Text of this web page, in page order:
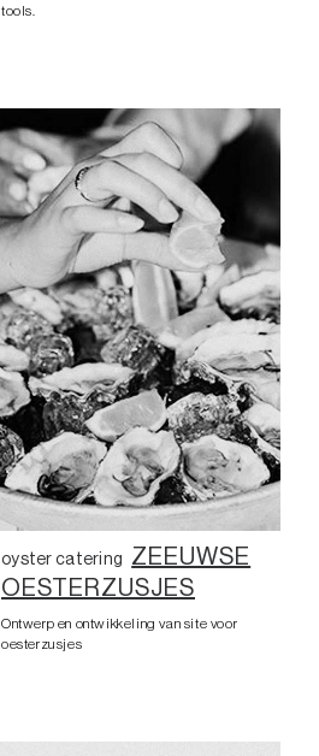
tools.
oyster catering
ZEEUWSE
OESTERZUSJES
Ontwerp en ontwikkeling van site voor
oesterzusjes